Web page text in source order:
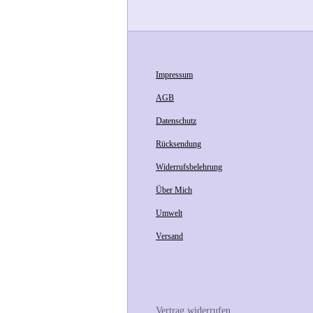
Impressum
AGB
Datenschutz
Rücksendung
Widerrufsbelehrung
Über Mich
Umwelt
Versand
Vertrag widerrufen